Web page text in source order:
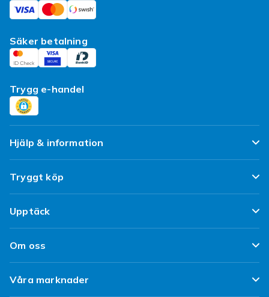
Säker betalning
Trygg e-handel
Hjälp & information
Vanliga frågor
Spåra paket
Ångra & Returnera här
Leverans
Tryggt köp
Nöjd kund-löfte
Kundrecensioner
Begagnat / Refurbished
Upptäck
Populära kategorier
Designa egna kläder
Om oss
Om Fyndiq
Våra marknader